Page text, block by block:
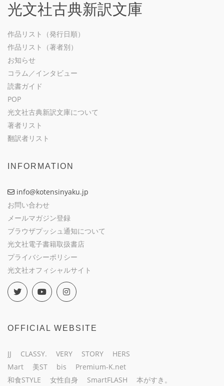
光文社古典新訳文庫
作品リスト（発行日順）
作品リスト（著者別）
お知らせ
コラム／インタビュー
読書ガイド
POP
光文社古典新訳文庫について
著者リスト
翻訳者リスト
INFORMATION
info@kotensinyaku.jp
お問い合わせ
メールマガジン登録
ブラウザプッシュ通知について
光文社電子書籍取扱書店
プライバシーポリシー
光文社オフィシャルサイト
OFFICIAL WEBSITE
JJ CLASSY. VERY STORY
HERS
Mart
美ST bis
Premium-K.net
和食STYLE
女性自身 SmartFLASH 本がすき。